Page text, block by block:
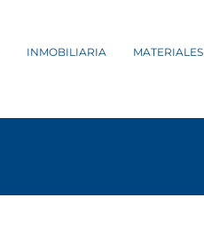
INMOBILIARIA MATERIALES